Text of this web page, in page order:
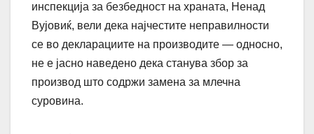
инспекција за безбедност на храната, Ненад
Вујовиќ, вели дека најчестите неправилности
се во декларациите на производите — односно,
не е јасно наведено дека станува збор за
производ што содржи замена за млечна
суровина.